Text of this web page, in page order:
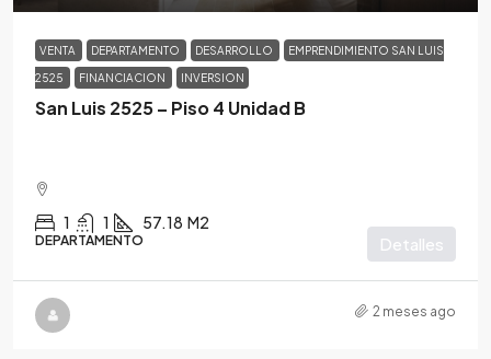
VENTA DEPARTAMENTO DESARROLLO EMPRENDIMIENTO SAN LUIS
2525 FINANCIACION INVERSION
San Luis 2525 – Piso 4 Unidad B
1 1 57.18 M2
DEPARTAMENTO Detalles
2 meses ago